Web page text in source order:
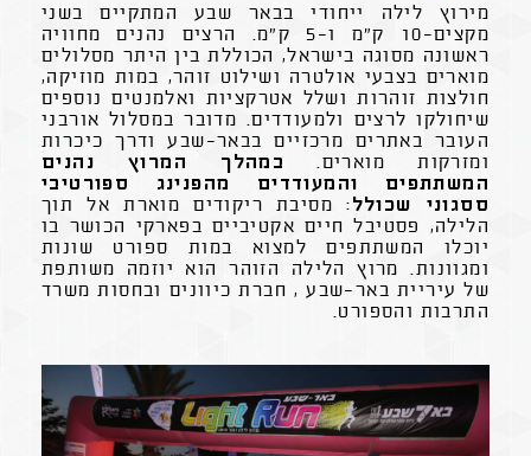
מירוץ לילה ייחודי בבאר שבע המתקיים בשני
מקצים-10 ק"מ ו-5 ק"מ. הרצים נהנים מחוויה
ראשונה מסוגה בישראל, הכוללת בין היתר מסלולים
מוארים בצבעי אולטרה ושילוט זוהר, במות מוזיקה,
חולצות זוהרות ושלל אטרקציות ואלמנטים נוספים
שיחולקו לרצים ולמעודדים. מדובר במסלול אורבני
העובר באתרים מרכזיים בבאר-שבע ודרך כיכרות
ומזרקות מוארים.
במהלך המרוץ נהנים
המשתתפים והמעודדים מהפנינג ספורטיבי
ססגוני שכולל: מסיבת ריקודים מוארת אל תוך
הלילה, פסטיבל חיים אקטיביים בפארקי הכושר בו
יוכלו המשתתפים למצוא במות ספורט שונות
ומגוונות. מרוץ הלילה הזוהר הוא יוזמה משותפת
של עיריית באר-שבע , חברת כיוונים ובחסות משרד
התרבות והספורט.